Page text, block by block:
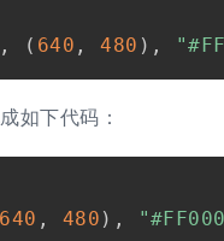
, ( 640 , 480 ) ,
如下代码：
640 , 480 ) ,